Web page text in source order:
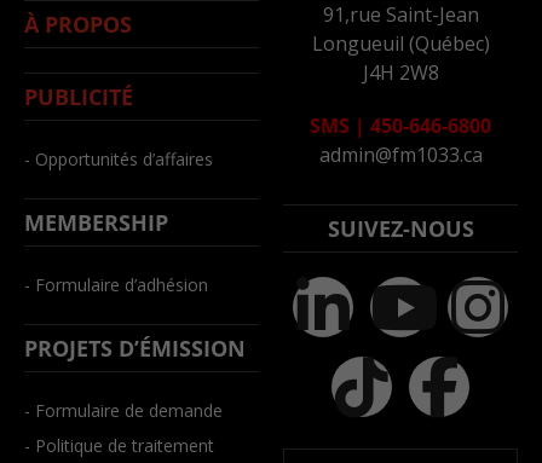
À PROPOS
PUBLICITÉ
- Opportunités d’affaires
MEMBERSHIP
- Formulaire d’adhésion
PROJETS D’ÉMISSION
- Formulaire de demande
- Politique de traitement
91,rue Saint-Jean
Longueuil (Québec)
J4H 2W8
SMS | 450-646-6800
admin@fm1033.ca
SUIVEZ-NOUS